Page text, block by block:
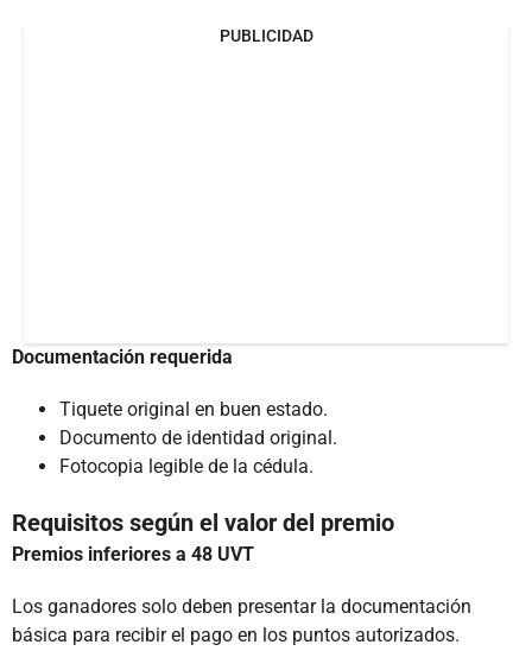
PUBLICIDAD
Documentación requerida
Tiquete original en buen estado.
Documento de identidad original.
Fotocopia legible de la cédula.
Requisitos según el valor del premio
Premios inferiores a 48 UVT
Los ganadores solo deben presentar la documentación
básica para recibir el pago en los puntos autorizados.